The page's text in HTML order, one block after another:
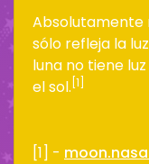
Absolutamente
sólo refleja la
luna no tiene
el sol. [1]
[1] -